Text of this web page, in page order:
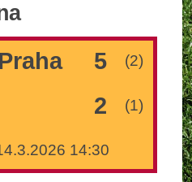
5 (2)
2 (1)
14:30